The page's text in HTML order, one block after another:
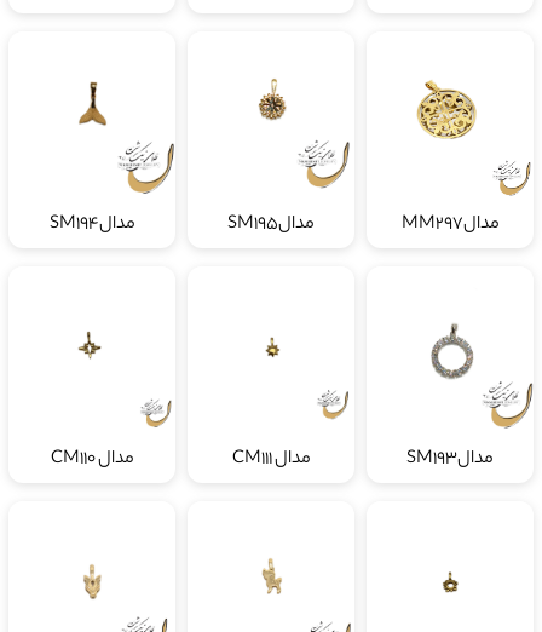
مدالMM297 مدالSM195 مدالSM194
مدالSM193 مدال CM111 مدال CM110